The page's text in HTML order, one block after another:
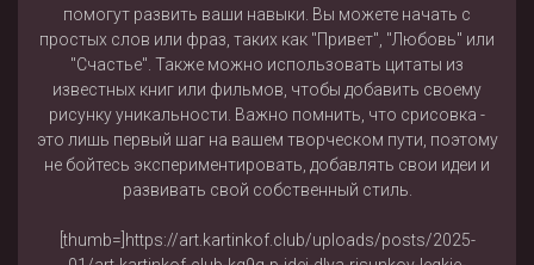
помогут развить ваши навыки. Вы можете начать с
простых слов или фраз, таких как "Привет", "Любовь" или
"Счастье". Также можно использовать цитаты из
известных книг или фильмов, чтобы добавить своему
рисунку уникальности. Важно помнить, что срисовка -
это лишь первый шаг на вашем творческом пути, поэтому
не бойтесь экспериментировать, добавлять свои идеи и
развивать свой собственный стиль.
[thumb=]https://art.kartinkof.club/uploads/posts/2025-